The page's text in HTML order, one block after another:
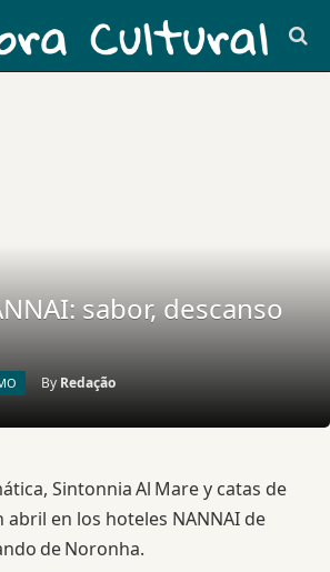
sabor, descanso
By Redação
Sintonnia Al Mare y catas de
en los hoteles NANNAI de
de Noronha.